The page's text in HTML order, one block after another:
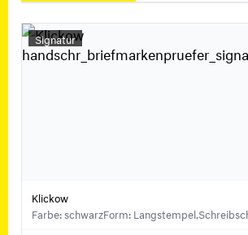
Signatur
Klickow
Farbe: schwarzForm: